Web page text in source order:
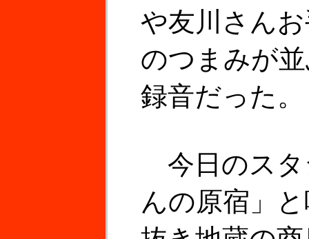
や友川さん
のつまみが
録音だった。
今日のスタ
んの原宿」